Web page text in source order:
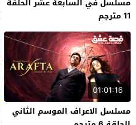
11 مترجم
01:01:16
مسلسل الاعراف الموسم الثاني